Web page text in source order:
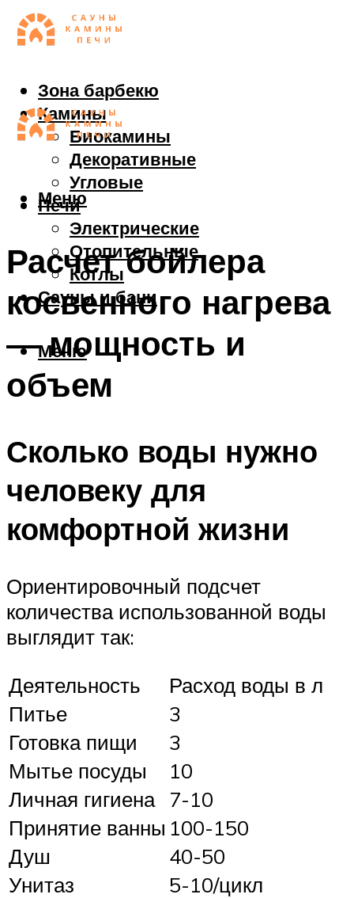
Зона барбекю
Камины
Биокамины
Декоративные
Угловые
Печи
Электрические
Отопительные
Котлы
Сауны и бани
Меню
Меню
Расчет бойлера
косвенного нагрева
— мощность и
объем
Сколько воды нужно
человеку для
комфортной жизни
Ориентировочный подсчет
количества использованной воды
выглядит так:
Деятельность
Расход воды в л
Питье
3
Готовка пищи
3
Мытье посуды
10
Личная гигиена
7-10
Принятие ванны 100-150
Душ
40-50
Унитаз
5-10/цикл